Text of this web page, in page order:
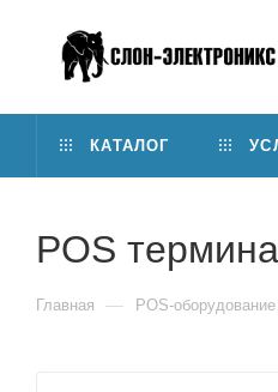
КАТАЛОГ
POS
Главная — POS-оборудование